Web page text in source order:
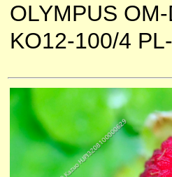
OLYMPUS
KO12-100/4